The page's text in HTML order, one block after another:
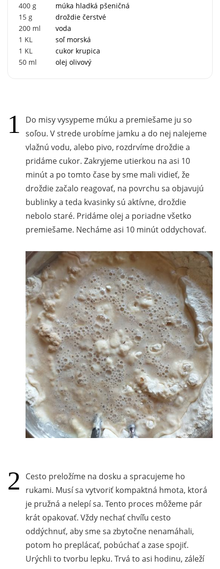
400 g
múka hladká pšeničná
15 g
droždie čerstvé
200 ml
voda
1 KL
soľ morská
1 KL
cukor krupica
50 ml olej olivový
Do misy vysypeme múku a premiešame ju so
soľou. V strede urobíme jamku a do nej nalejeme
vlažnú vodu, alebo pivo, rozdrvíme droždie a
pridáme cukor. Zakryjeme utierkou na asi 10
minút a po tomto čase by sme mali vidieť, že
droždie začalo reagovať, na povrchu sa objavujú
bublinky a teda kvasinky sú aktívne, droždie
nebolo staré. Pridáme olej a poriadne všetko
premiešame. Necháme asi 10 minút oddychovať.
Cesto preložíme na dosku a spracujeme ho
rukami. Musí sa vytvoriť kompaktná hmota, ktorá
je pružná a nelepí sa. Tento proces môžeme pár
krát opakovať. Vždy nechať chvíľu cesto
oddýchnuť, aby sme sa zbytočne nenamáhali,
potom ho preplácať, pobúchať a zase spojiť.
Urýchli to tvorbu lepku. Trvá to asi hodinu, záleží